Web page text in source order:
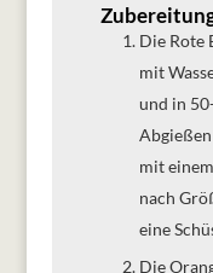
Die Rote Bete in einen Topf geben und
mit
und in
mit
nach
eine
Die Orange auspressen und den Saft mit